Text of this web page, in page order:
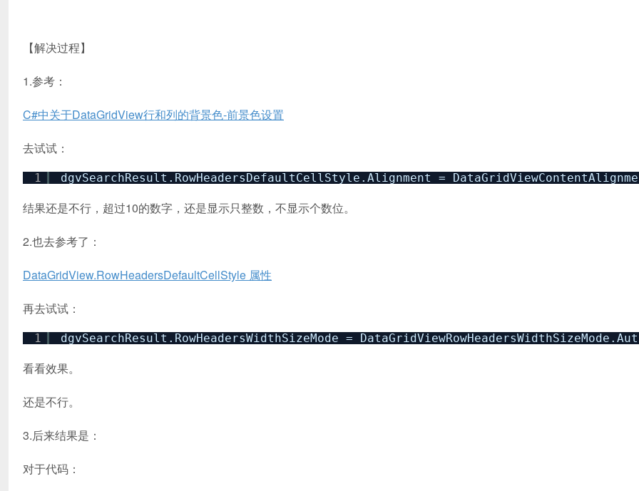
【解决过程】
1.参考：
C#中关于DataGridView行和列的背景色-前景色设置
去试试：
1 dgvSearchResult.RowHeadersDefaultCellStyle.Alignment =
结果还是不行，超过10的数字，还是显示只整数，不显示个数位。
2.也去参考了：
DataGridView.RowHeadersDefaultCellStyle 属性
再去试试：
1 dgvSearchResult.RowHeadersWidthSizeMode =
看看效果。
还是不行。
3.后来结果是：
对于代码：